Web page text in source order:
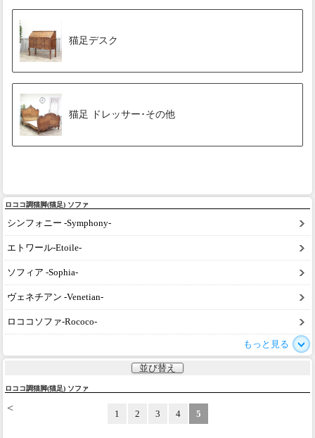
猫足デスク
猫足 ドレッサー･その他
ロココ調猫脚(猫足) ソファ
シンフォニー -Symphony-
エトワール-Etoile-
ソフィア -Sophia-
ヴェネチアン -Venetian-
ロココソファ-Rococo-
もっと見る
並び替え
ロココ調猫脚(猫足) ソファ
< 1 2 3 4 5